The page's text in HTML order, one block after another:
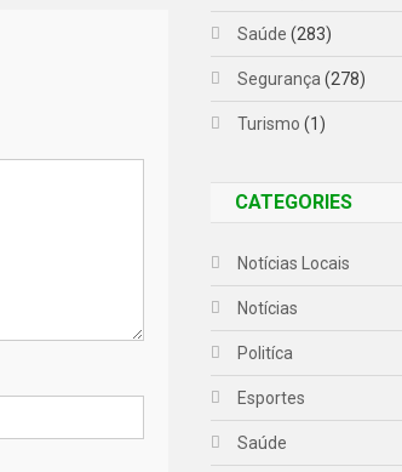
Saúde (283)
Segurança (278)
Turismo (1)
CATEGORIES
Notícias Locais
Notícias
Politíca
Esportes
Saúde